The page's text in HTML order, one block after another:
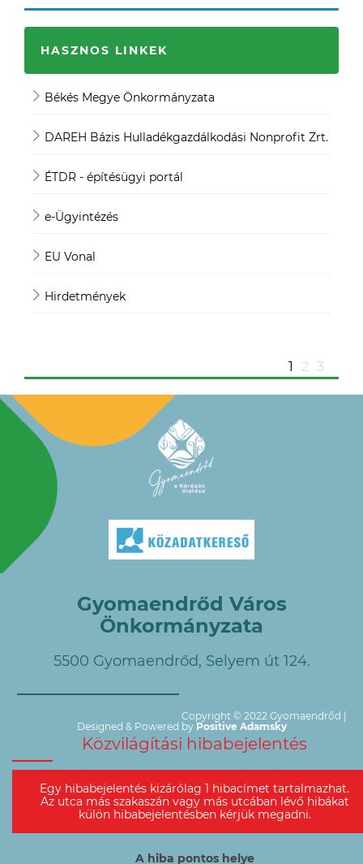
HASZNOS LINKEK
Békés Megye Önkormányzata
DAREH Bázis Hulladékgazdálkodási Nonprofit Zrt.
ÉTDR - építésügyi portál
e-Ügyintézés
EU Vonal
Hirdetmények
1 2 3
Gyomaendrőd Város
Önkormányzata
5500 Gyomaendrőd, Selyem út 124.
Copyright © 2022 Gyomaendrőd |
Designed & Powered by Positive Adamsky
Közvilágítási hibabejelentés
Egy hibabejelentés kizárólag 1 hibacímet tartalmazhat.
Az utca más szakaszán vagy más utcában lévő hibákat
külön hibabejelentésben kérjük megadni.
A hiba pontos helye